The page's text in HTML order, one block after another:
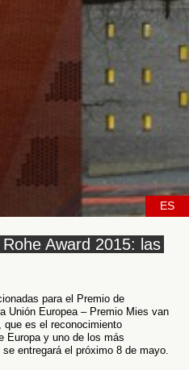
ES
Award 2015: las
para el Premio de
Unión Europea – Premio Mies van
que es el reconocimiento
Europa y uno de los más
entregará el próximo 8 de mayo.